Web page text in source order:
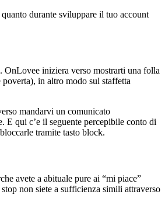
durante sviluppare il tuo account
OnLovee iniziera verso mostrarti una folla
in altro modo sul staffetta
mandarvi un comunicato
E qui c’e il seguente percepibile conto di
tramite tasto block.
avete a abituale pure ai “mi piace”
non siete a sufficienza simili attraverso